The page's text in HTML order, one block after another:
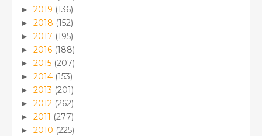
► 2019 (136)
► 2018 (152)
► 2017 (195)
► 2016 (188)
► 2015 (207)
► 2014 (153)
► 2013 (201)
► 2012 (262)
► 2011 (277)
► 2010 (225)